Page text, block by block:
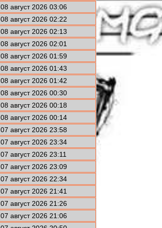
08 август 2026 03:06
08 август 2026 02:22
08 август 2026 02:13
08 август 2026 02:01
08 август 2026 01:59
08 август 2026 01:43
08 август 2026 01:42
08 август 2026 00:30
08 август 2026 00:18
08 август 2026 00:14
07 август 2026 23:58
07 август 2026 23:34
07 август 2026 23:11
07 август 2026 23:09
07 август 2026 22:34
07 август 2026 21:41
07 август 2026 21:26
07 август 2026 21:06